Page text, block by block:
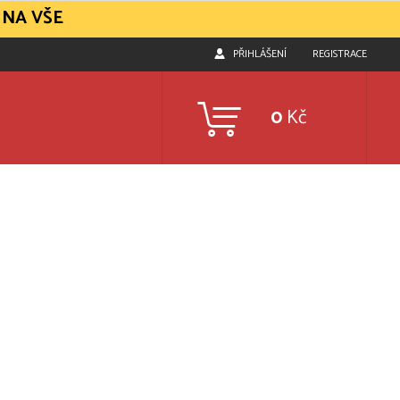
PŘIHLÁŠENÍ REGISTRACE
0 Kč
VŠE